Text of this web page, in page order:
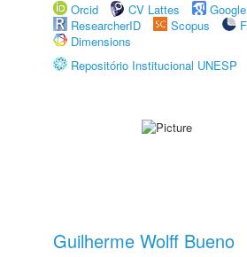
Orcid
CV Lattes
ResearcherID
Scopus
Dimensions
Repositório Institucional UNESP
Guilherme Wolff Bueno